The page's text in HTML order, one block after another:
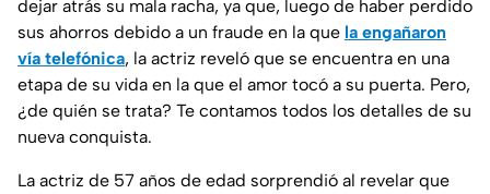
dejar atrás su mala racha, ya que, luego de haber perdido
sus ahorros debido a un fraude en la que la engañaron
vía telefónica, la actriz reveló que se encuentra en una
etapa de su vida en la que el amor tocó a su puerta. Pero,
¿de quién se trata? Te contamos todos los detalles de su
nueva conquista.
La actriz de 57 años de edad sorprendió al revelar que